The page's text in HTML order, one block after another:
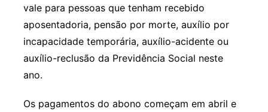
vale para pessoas que tenham recebido
aposentadoria, pensão por morte, auxílio por
incapacidade temporária, auxílio-acidente ou
auxílio-reclusão da Previdência Social neste
ano.
Os pagamentos do abono começam em abril e